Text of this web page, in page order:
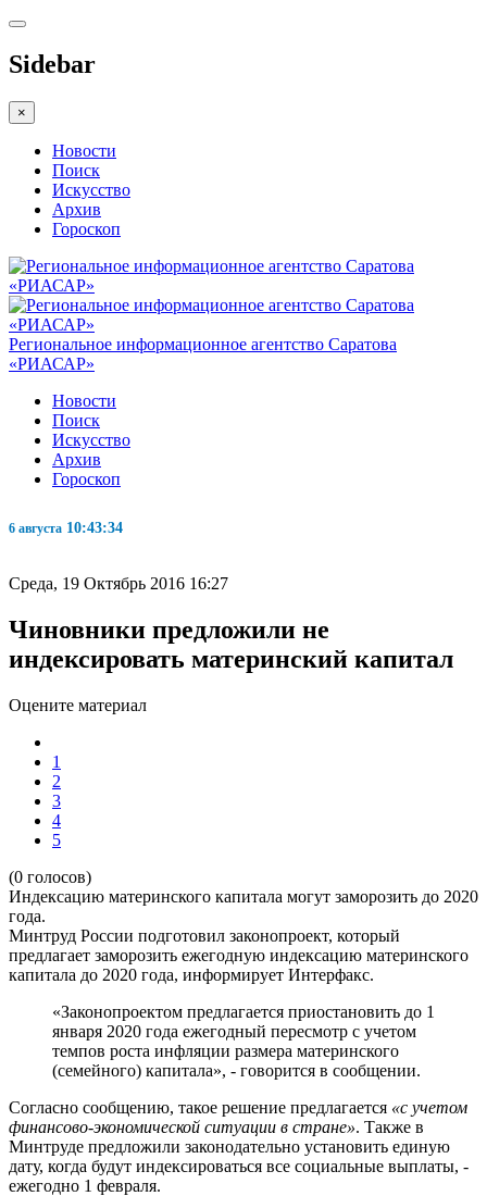
Sidebar
×
Новости
Поиск
Искусство
Архив
Гороскоп
Региональное информационное агентство Саратова
«РИАСАР»
Новости
Поиск
Искусство
Архив
Гороскоп
6 августа 10:43:35
Среда, 19 Октябрь 2016 16:27
Чиновники предложили не
индексировать материнский капитал
Оцените материал
1
2
3
4
5
(0 голосов)
Индексацию материнского капитала могут заморозить до 2020
года.
Минтруд России подготовил законопроект, который
предлагает заморозить ежегодную индексацию материнского
капитала до 2020 года, информирует Интерфакс.
«Законопроектом предлагается приостановить до 1
января 2020 года ежегодный пересмотр с учетом
темпов роста инфляции размера материнского
(семейного) капитала», - говорится в сообщении.
Согласно сообщению, такое решение предлагается «с учетом
финансово-экономической ситуации в стране». Также в
Минтруде предложили законодательно установить единую
дату, когда будут индексироваться все социальные выплаты, -
ежегодно 1 февраля.